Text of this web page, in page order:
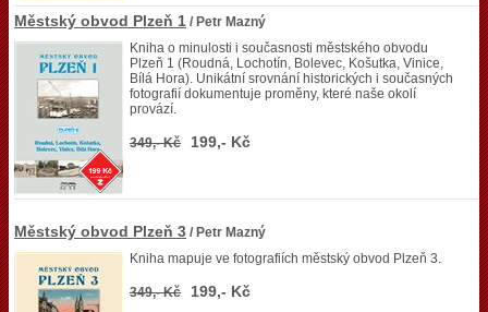
Městský obvod Plzeň 1 / Petr Mazný
Kniha o minulosti i současnosti městského obvodu
Plzeň 1 (Roudná, Lochotín, Bolevec, Košutka, Vinice,
Bílá Hora). Unikátní srovnání historických i současných
fotografií dokumentuje proměny, které naše okolí
provází.
349,- Kč 199,- Kč
Městský obvod Plzeň 3 / Petr Mazný
Kniha mapuje ve fotografiích městský obvod Plzeň 3.
349,- Kč 199,- Kč